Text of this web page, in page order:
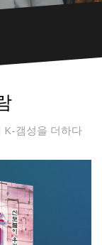
K-갬성을 더하다